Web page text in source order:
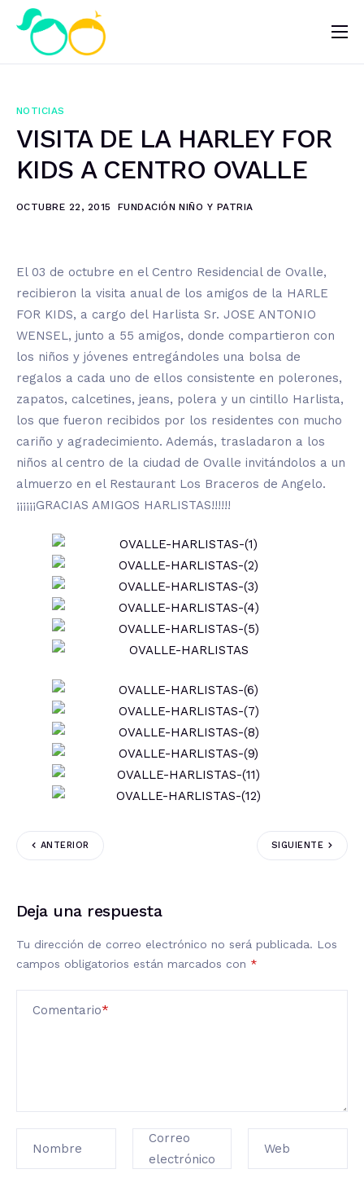
Nosotros
Noticias
¿Quieres ayudar?
NOTICIAS
VISITA DE LA HARLEY FOR
KIDS A CENTRO OVALLE
OCTUBRE 22, 2015 FUNDACIÓN NIÑO Y PATRIA
El 03 de octubre en el Centro Residencial de Ovalle,
recibieron la visita anual de los amigos de la HARLE
FOR KIDS, a cargo del Harlista Sr. JOSE ANTONIO
WENSEL, junto a 55 amigos, donde compartieron con
los niños y jóvenes entregándoles una bolsa de
regalos a cada uno de ellos consistente en polerones,
zapatos, calcetines, jeans, polera y un cintillo Harlista,
los que fueron recibidos por los residentes con mucho
cariño y agradecimiento. Además, trasladaron a los
niños al centro de la ciudad de Ovalle invitándolos a un
almuerzo en el Restaurant Los Braceros de Angelo.
¡¡¡¡¡¡GRACIAS AMIGOS HARLISTAS!!!!!!
ANTERIOR SIGUIENTE
Deja una respuesta
Tu dirección de correo electrónico no será publicada. Los
campos obligatorios están marcados con *
Comentario*
Nombre
Correo
electrónico
Web